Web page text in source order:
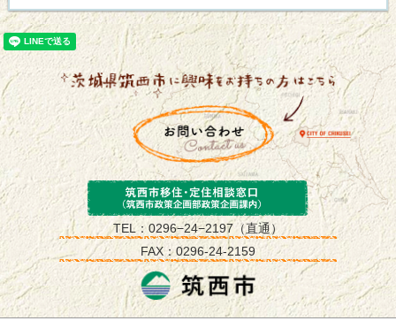
筑西市政策企
TEL：0296−24−2197（直通）
FAX：0296-24-2159